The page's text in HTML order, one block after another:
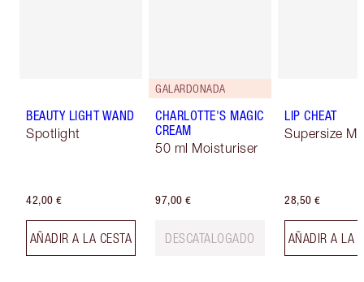
BEAUTY LIGHT WAND
Spotlight
42,00 €
AÑADIR A LA CESTA
GALARDONADA
CHARLOTTE'S MAGIC
CREAM
50 ml Moisturiser
97,00 €
DESCATALOGADO
LIP CHEAT
Supersize Me
28,50 €
AÑADIR A LA